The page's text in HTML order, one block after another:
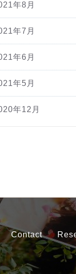
年8月
年7月
年6月
年5月
年12月
Contact